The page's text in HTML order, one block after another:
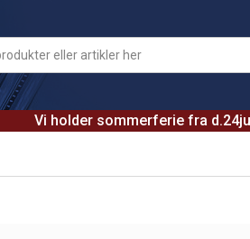
Vi holder sommerferie fra